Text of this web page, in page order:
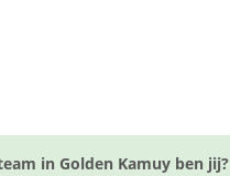
in Golden Kamuy ben jij?